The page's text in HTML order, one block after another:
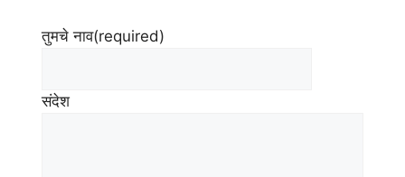
तुमचे नाव(required)
संदेश